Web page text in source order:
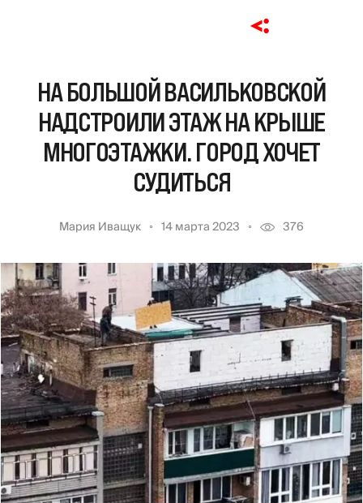
НА БОЛЬШОЙ ВАСИЛЬКОВСКОЙ
НАДСТРОИЛИ ЭТАЖ НА КРЫШЕ
МНОГОЭТАЖКИ. ГОРОД ХОЧЕТ
СУДИТЬСЯ
Мария Иващук 14 марта 2023 376